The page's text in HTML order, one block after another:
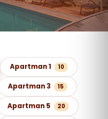
szerint
Apartman 1 10
Apartman 3 15
Apartman 5 20